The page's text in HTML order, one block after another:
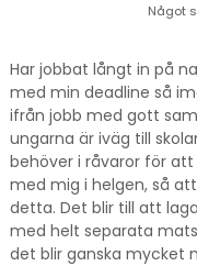
Något
Har jobbat långt in på
med min deadline så
ifrån jobb med gott
ungarna är iväg till
behöver i råvaror för
med mig i helgen, så
detta. Det blir till att
med helt separata
det blir ganska mycket